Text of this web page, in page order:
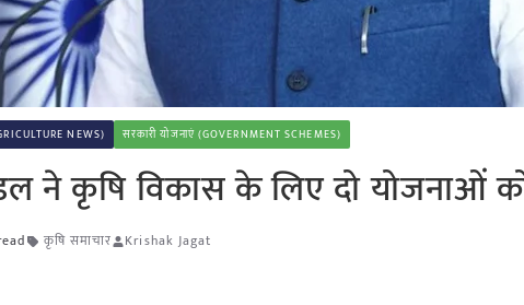
NEWS) सरकारी योजनाएं (GOVERNMENT SCHEMES)
ने कृषि विकास के लिए दो योजनाओं
कृषि समाचार Krishak Jagat